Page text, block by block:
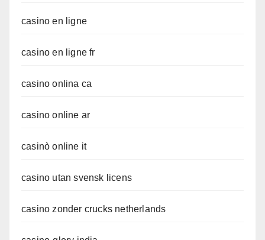
casino en ligne
casino en ligne fr
casino onlina ca
casino online ar
casinò online it
casino utan svensk licens
casino zonder crucks netherlands